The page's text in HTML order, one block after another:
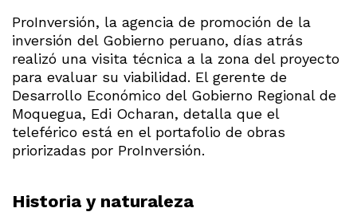
ProInversión, la agencia de promoción de la
inversión del Gobierno peruano, días atrás
realizó una visita técnica a la zona del proyecto
para evaluar su viabilidad. El gerente de
Desarrollo Económico del Gobierno Regional de
Moquegua, Edi Ocharan, detalla que el
teleférico está en el portafolio de obras
priorizadas por ProInversión.
Historia y naturaleza